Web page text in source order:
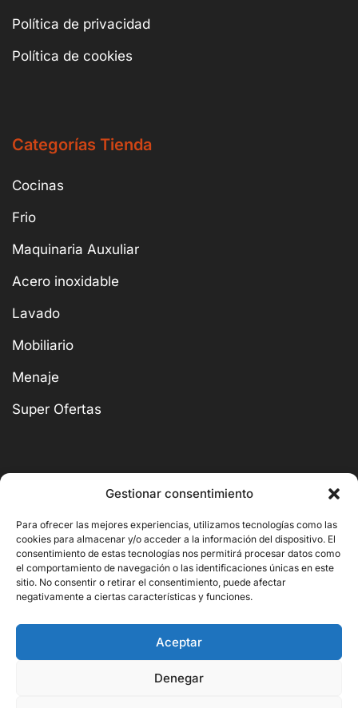
Gestionar consentimiento
Para ofrecer las mejores experiencias, utilizamos tecnologías como las
cookies para almacenar y/o acceder a la información del dispositivo. El
consentimiento de estas tecnologías nos permitirá procesar datos como
el comportamiento de navegación o las identificaciones únicas en este
sitio. No consentir o retirar el consentimiento, puede afectar
negativamente a ciertas características y funciones.
Aceptar
Denegar
Política de privacidad
Política de cookies
Categorías Tienda
Cocinas
Frio
Maquinaria Auxuliar
Acero inoxidable
Lavado
Mobiliario
Menaje
Super Ofertas